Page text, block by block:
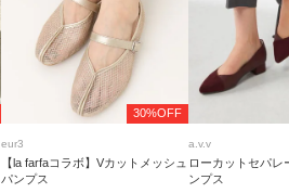
30%OFF
eur3
【la farfaコラボ】Vカットメッシュ
パンプス
a.v.v
ローカットセパレ
ンプス